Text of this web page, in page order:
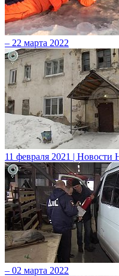
– 22 марта 2022
11 февраля 2021 | Новости
– 02 марта 2022